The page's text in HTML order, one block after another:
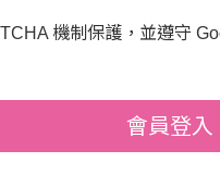
機制保護，並遵守
會員登入